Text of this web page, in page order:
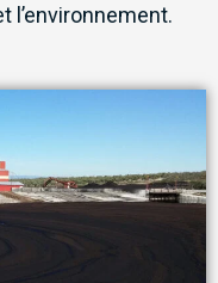
l’environnement.